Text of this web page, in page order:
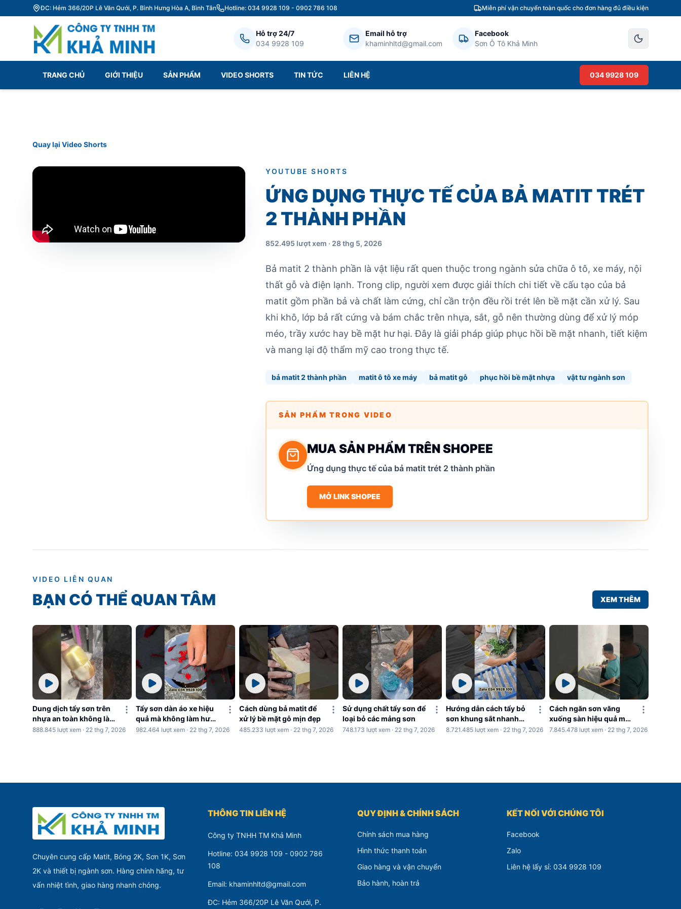
ĐC: Hẻm 366/20P Lê Văn Qưới, P. Bình Hưng Hòa A, Bình Tân Hotline: 034 9928 109 - 0902 786 108 Miễn phí vận chuyển toàn quốc cho đơn hàng đủ điều kiện
Hỗ trợ 24/7
034 9928 109
Email hỗ trợ
khaminhltd@gmail.com
Facebook
Sơn Ô Tô Khả Minh
TRANG CHỦ GIỚI THIỆU SẢN PHẨM VIDEO SHORTS TIN TỨC LIÊN HỆ 034 9928 109
Quay lại Video Shorts
YOUTUBE SHORTS
ỨNG DỤNG THỰC TẾ CỦA BẢ MATIT TRÉT
2 THÀNH PHẦN
852.495 lượt xem · 28 thg 5, 2026
Bả matit 2 thành phần là vật liệu rất quen thuộc trong ngành sửa chữa ô tô, xe máy, nội
thất gỗ và điện lạnh. Trong clip, người xem được giải thích chi tiết về cấu tạo của bả
matit gồm phần bả và chất làm cứng, chỉ cần trộn đều rồi trét lên bề mặt cần xử lý. Sau
khi khô, lớp bả rất cứng và bám chắc trên nhựa, sắt, gỗ nên thường dùng để xử lý móp
méo, trầy xước hay bề mặt hư hại. Đây là giải pháp giúp phục hồi bề mặt nhanh, tiết kiệm
và mang lại độ thẩm mỹ cao trong thực tế.
bả matit 2 thành phần matit ô tô xe máy bả matit gỗ phục hồi bề mặt nhựa vật tư ngành sơn
SẢN PHẨM TRONG VIDEO
MUA SẢN PHẨM TRÊN SHOPEE
Ứng dụng thực tế của bả matit trét 2 thành phần
MỞ LINK SHOPEE
VIDEO LIÊN QUAN
BẠN CÓ THỂ QUAN TÂM XEM THÊM
Dung dịch tẩy sơn trên
nhựa an toàn không làm
hư nhựa
888.845 lượt xem · 22 thg 7, 2026
Tẩy sơn dàn áo xe hiệu
quả mà không làm hư
nhựa
982.464 lượt xem · 22 thg 7, 2026
Cách dùng bả matit để
xử lý bề mặt gỗ mịn đẹp
485.233 lượt xem · 22 thg 7, 2026
Sử dụng chất tẩy sơn để
loại bỏ các mảng sơn
748.173 lượt xem · 22 thg 7, 2026
Hướng dẫn cách tẩy bỏ
sơn khung sắt nhanh
chóng
8.721.485 lượt xem · 22 thg 7, 2026
Cách ngăn sơn văng
xuống sàn hiệu quả mỗi
khi sơn nhà
7.845.478 lượt xem · 22 thg 7, 2026
Chuyên cung cấp Matit, Bóng 2K, Sơn 1K, Sơn
2K và thiết bị ngành sơn. Hàng chính hãng, tư
vấn nhiệt tình, giao hàng nhanh chóng.
THÔNG TIN LIÊN HỆ
Công ty TNHH TM Khả Minh
Hotline: 034 9928 109 - 0902 786
108
Email: khaminhltd@gmail.com
ĐC: Hẻm 366/20P Lê Văn Qưới, P.
QUY ĐỊNH & CHÍNH SÁCH
Chính sách mua hàng
Hình thức thanh toán
Giao hàng và vận chuyển
Bảo hành, hoàn trả
KẾT NỐI VỚI CHÚNG TÔI
Facebook
Zalo
Liên hệ lấy sỉ: 034 9928 109